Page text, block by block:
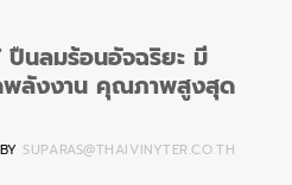
ปืนลมร้อนอัจฉริยะ มี
ลังงาน คุณภาพสูงสุด
BY SUPARAS@THAIVINYTER.CO.TH